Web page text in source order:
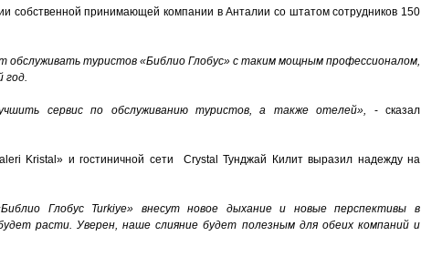
собственной принимающей компании в Анталии со штатом сотрудников 150
обслуживать туристов «Библио Глобус» с таким мощным профессионалом,
год.
сервис по обслуживанию туристов, а также отелей», - сказал
Kristal» и гостиничной сети Crystal Тунджай Килит выразил надежду на
Глобус Turkiye» внесут новое дыхание и новые перспективы в
расти. Уверен, наше слияние будет полезным для обеих компаний и